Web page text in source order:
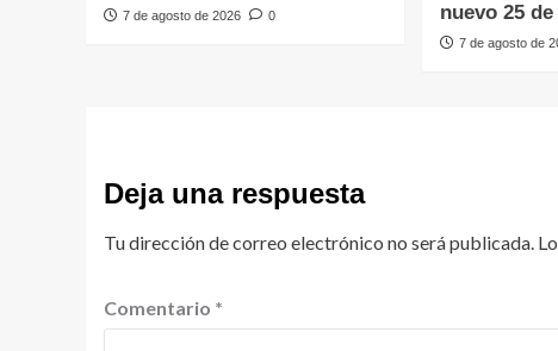
7 de agosto de 2026 0
nuevo 25
7 de agosto de
Deja una respuesta
Tu dirección de correo electrónico no será publicada.
Comentario *